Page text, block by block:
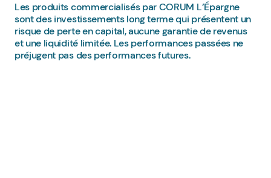
Les produits commercialisés par CORUM L’Épargne
sont des investissements long terme qui présentent un
risque de perte en capital, aucune garantie de revenus
et une liquidité limitée. Les performances passées ne
préjugent pas des performances futures.